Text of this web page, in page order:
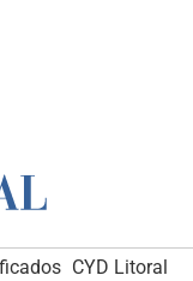
CYD Litoral